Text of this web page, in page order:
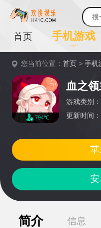
首页 手机游戏
您当前位置：首页 >手机
794℃
血之
游戏类别：
更新时间
安
苹
简介 信息